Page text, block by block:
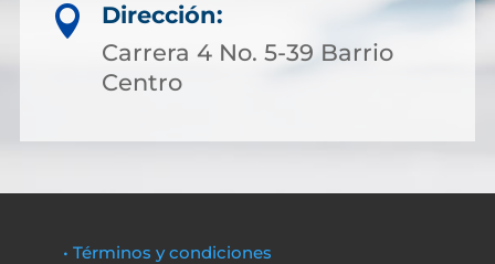

Dirección:
Carrera 4 No. 5-39 Barrio
Centro
• Términos y condiciones